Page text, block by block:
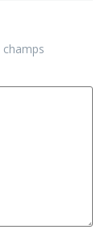
champs